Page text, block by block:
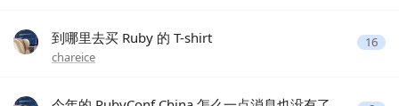
到哪里去买 Ruby 的 T-shirt
chareice
16